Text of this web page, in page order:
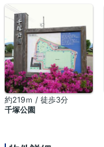
約219ｍ / 徒歩3分
千塚公園